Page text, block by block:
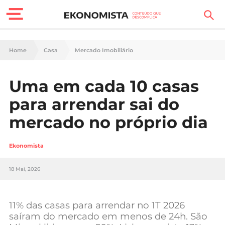
Finanças Pessoais
Carreira
Casa
Lifestyle
Sociedade
Negócios
Home Casa Mercado Imobiliário
Uma em cada 10 casas
para arrendar sai do
mercado no próprio dia
Ekonomista
18 Mai, 2026
11% das casas para arrendar no 1T 2026
saíram do mercado em menos de 24h. São